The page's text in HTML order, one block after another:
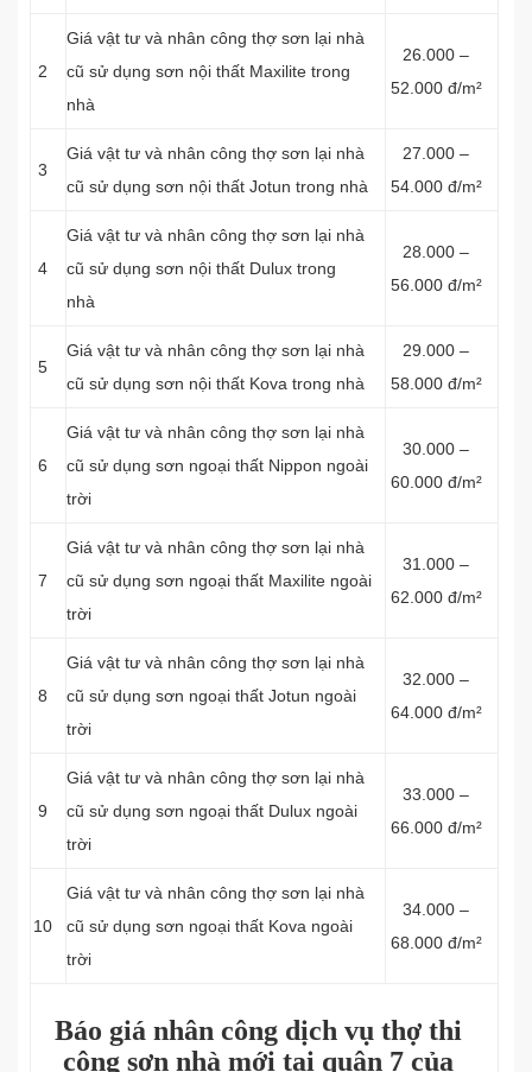
2
Giá vật tư và nhân công thợ sơn lại nhà
cũ sử dụng sơn nội thất Maxilite trong
nhà
26.000 –
52.000 đ/m²
3
Giá vật tư và nhân công thợ sơn lại nhà
cũ sử dụng sơn nội thất Jotun trong nhà
27.000 –
54.000 đ/m²
4
Giá vật tư và nhân công thợ sơn lại nhà
cũ sử dụng sơn nội thất Dulux trong
nhà
28.000 –
56.000 đ/m²
5
Giá vật tư và nhân công thợ sơn lại nhà
cũ sử dụng sơn nội thất Kova trong nhà
29.000 –
58.000 đ/m²
6
Giá vật tư và nhân công thợ sơn lại nhà
cũ sử dụng sơn ngoại thất Nippon ngoài
trời
30.000 –
60.000 đ/m²
7
Giá vật tư và nhân công thợ sơn lại nhà
cũ sử dụng sơn ngoại thất Maxilite ngoài
trời
31.000 –
62.000 đ/m²
8
Giá vật tư và nhân công thợ sơn lại nhà
cũ sử dụng sơn ngoại thất Jotun ngoài
trời
32.000 –
64.000 đ/m²
9
Giá vật tư và nhân công thợ sơn lại nhà
cũ sử dụng sơn ngoại thất Dulux ngoài
trời
33.000 –
66.000 đ/m²
10
Giá vật tư và nhân công thợ sơn lại nhà
cũ sử dụng sơn ngoại thất Kova ngoài
trời
34.000 –
68.000 đ/m²
Báo giá nhân công dịch vụ thợ thi
công sơn nhà mới tại quận 7 của